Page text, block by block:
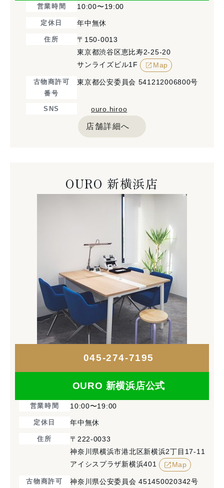
営業時間 10:00〜19:00
定休日 年中無休
住所
〒150-0013
東京都渋谷区恵比寿2-25-20
サンライズビル1F
Map
古物商許可
番号
東京都公安委員会 541212006800号
SNS ouro.hiroo
店舗詳細へ
OURO 新横浜店
045-274-7195
OURO 新横浜店公式
営業時間 10:00〜19:00
定休日 年中無休
住所
〒222-0033
神奈川県横浜市港北区新横浜2丁目17-11
アイシスプラザ新横浜401
Map
古物商許可
神奈川県公安委員会 451450020342号